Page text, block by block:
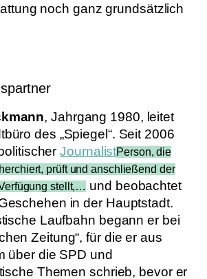
noch ganz grundsätzlich
, Jahrgang 1980, leitet
des „Spiegel“. Seit 2006
JournalistPerson, die
prüft und anschließend der
stellt,… und beobachtet
in der Hauptstadt.
Laufbahn begann er bei
Zeitung“, für die er aus
über die SPD und
Themen schrieb, bevor er